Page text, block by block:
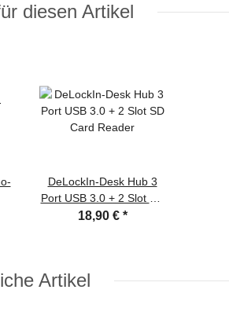
diesen Artikel
DeLockIn-Desk Hub 3
Port USB 3.0 + 2 Slot SD
Card Reader
18,90 € *
Artikel